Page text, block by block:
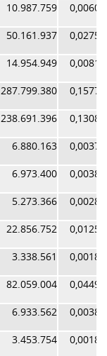
10.987.759
50.161.937
14.954.949
287.799.380
238.691.396
6.880.163
6.973.400
5.273.366
22.856.752
3.338.561
82.059.004
6.933.562
3.453.754